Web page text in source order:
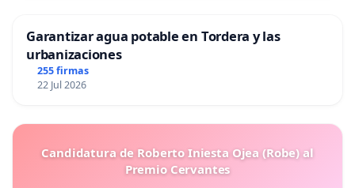
Garantizar agua potable en Tordera y las
urbanizaciones
255 firmas
22 Jul 2026
Candidatura de Roberto Iniesta Ojea (Robe) al
Premio Cervantes